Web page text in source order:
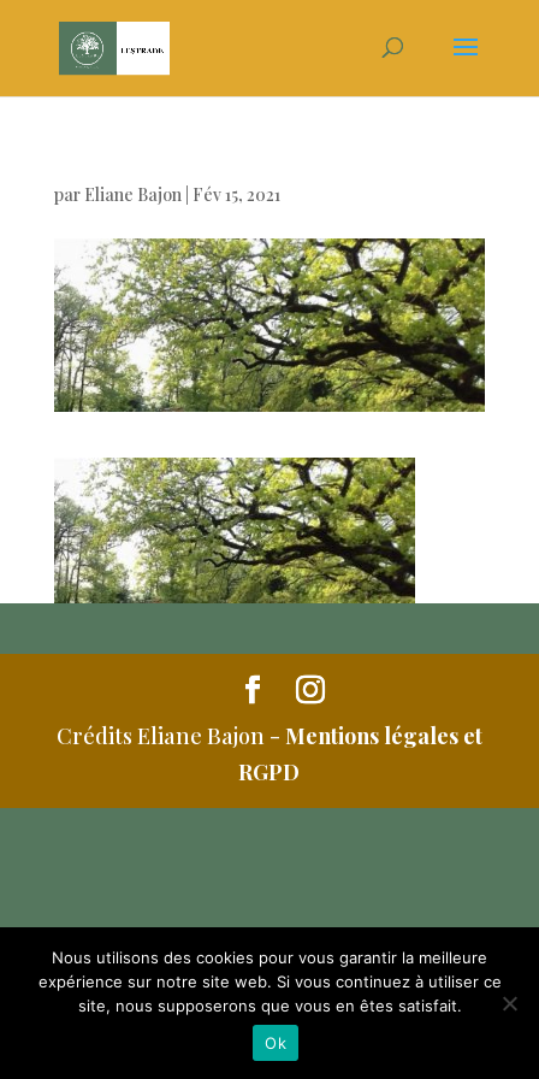
par Eliane Bajon| Fév 15, 2021
Crédits Eliane Bajon - Mentions légales et
RGPD
Nous utilisons des cookies pour vous garantir la meilleure
expérience sur notre site web. Si vous continuez à utiliser ce
site, nous supposerons que vous en êtes satisfait.
Ok